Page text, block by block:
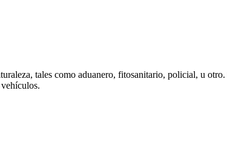
tales como aduanero, fitosanitario, policial, u